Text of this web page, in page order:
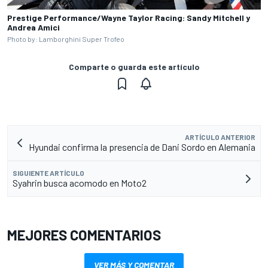
Prestige Performance/Wayne Taylor Racing: Sandy Mitchell y
Andrea Amici
Photo by: Lamborghini Super Trofeo
Comparte o guarda este artículo
ARTÍCULO ANTERIOR
Hyundai confirma la presencia de Dani Sordo en Alemania
SIGUIENTE ARTÍCULO
Syahrin busca acomodo en Moto2
MEJORES COMENTARIOS
VER MÁS Y COMENTAR